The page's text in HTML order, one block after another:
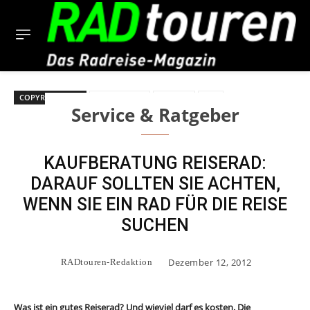
COPYRIGHT BILD
Service & Ratgeber
KAUFBERATUNG REISERAD:
DARAUF SOLLTEN SIE ACHTEN,
WENN SIE EIN RAD FÜR DIE REISE
SUCHEN
RADtouren-Redaktion Dezember 12, 2012
Was ist ein gutes Reiserad? Und wieviel darf es kosten. Die